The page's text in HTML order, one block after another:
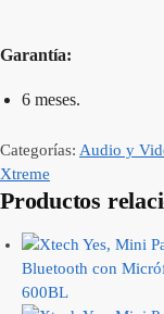
Garantía:
6 meses.
Categorías: Audio y
Xtreme
Productos